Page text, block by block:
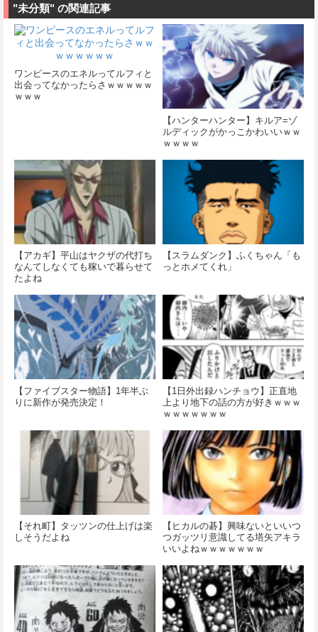
"未分類" の関連記事
ワンピースのエネルってルフィと
出会ってなかったらさｗｗｗｗｗ
ｗｗｗ
【ハンターハンター】キルア=ゾ
ルディックがかっこかわいいｗｗ
ｗｗｗｗ
【アカギ】平山はヤクザの代打ち
なんてしなくても稼いで暮らせて
たよね
【スラムダンク】ふくちゃん「も
っとホメてくれ」
【ファイブスター物語】1年半ぶ
りに新作が発売決定！
【1日外出録ハンチョウ】正直地
上より地下の話の方が好きｗｗｗ
ｗｗｗｗｗｗｗ
【それ町】タッツンの仕上げは楽
しそうだよね
【ヒカルの碁】興味ないといいつ
つガッツリ意識してる塔矢アキラ
いいよねｗｗｗｗｗｗｗ